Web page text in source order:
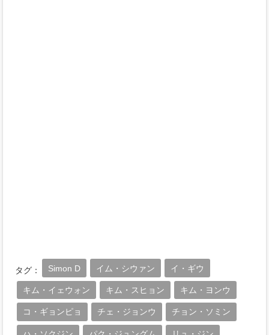
タグ： Simon D イム・シウァン イ・ギウ
キム・イェウォン キム・スヒョン キム・ヨンウ
コ・ギョンピョ チェ・ジョンウ チョン・ソミン